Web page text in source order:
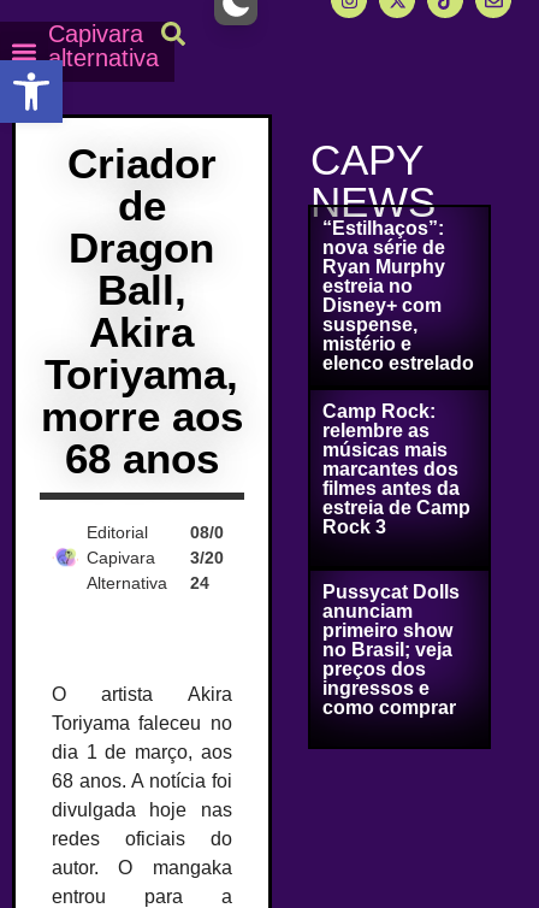
Capivara
alternativa
Criador
de
Dragon
Ball,
Akira
Toriyama,
morre aos
68 anos
Editorial
Capivara
Alternativa
08/0
3/20
24
O artista Akira
Toriyama faleceu no
dia 1 de março, aos
68 anos. A notícia foi
divulgada hoje nas
redes oficiais do
autor. O mangaka
entrou para a
CAPY
NEWS
“Estilhaços”:
nova série de
Ryan Murphy
estreia no
Disney+ com
suspense,
mistério e
elenco estrelado
Camp Rock:
relembre as
músicas mais
marcantes dos
filmes antes da
estreia de Camp
Rock 3
Pussycat Dolls
anunciam
primeiro show
no Brasil; veja
preços dos
ingressos e
como comprar
Abrir a barra de ferramentas